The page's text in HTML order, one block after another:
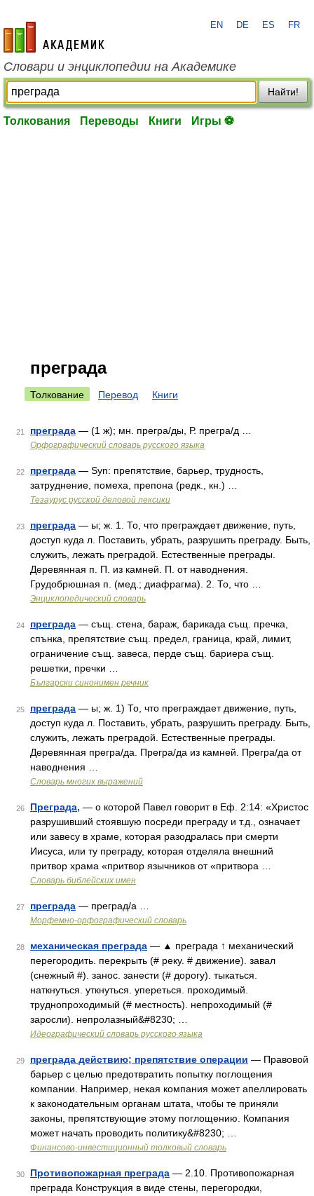
academic.ru
EN DE ES FR
Словари и энциклопедии на Академике
Найти!
Толкования Переводы Книги Игры ⚽
преграда
Толкование Перевод Книги
21 преграда — (1 ж); мн. прегра/ды, Р. прегра/д …
Орфографический словарь русского языка
22 преграда — Syn: препятствие, барьер, трудность,
затруднение, помеха, препона (редк., кн.) …
Тезаурус русской деловой лексики
23 преграда — ы; ж. 1. То, что преграждает движение, путь,
доступ куда л. Поставить, убрать, разрушить преграду. Быть,
служить, лежать преградой. Естественные преграды.
Деревянная п. П. из камней. П. от наводнения.
Грудобрюшная п. (мед.; диафрагма). 2. То, что …
Энциклопедический словарь
24 преграда — същ. стена, бараж, барикада същ. пречка,
спънка, препятствие същ. предел, граница, край, лимит,
ограничение същ. завеса, перде същ. бариера същ.
решетки, пречки …
Български синонимен речник
25 преграда — ы; ж. 1) То, что преграждает движение, путь,
доступ куда л. Поставить, убрать, разрушить преграду. Быть,
служить, лежать преградой. Естественные преграды.
Деревянная прегра/да. Прегра/да из камней. Прегра/да от
наводнения …
Словарь многих выражений
26 Преграда, — о которой Павел говорит в Еф. 2:14: «Христос
разрушивший стоявшую посреди преграду и т.д., означает
или завесу в храме, которая разодралась при смерти
Иисуса, или ту преграду, которая отделяла внешний
притвор храма «притвор язычников от «притвора …
Словарь библейских имен
27 преграда — преград/а …
Морфемно-орфографический словарь
28 механическая преграда — ▲ преграда ↑ механический
перегородить. перекрыть (# реку. # движение). завал
(снежный #). занос. занести (# дорогу). тыкаться.
наткнуться. уткнуться. упереться. проходимый.
труднопроходимый (# местность). непроходимый (#
заросли). непролазный&#8230; …
Идеографический словарь русского языка
29 преграда действию; препятствие операции — Правовой
барьер с целью предотвратить попытку поглощения
компании. Например, некая компания может апеллировать
к законодательным органам штата, чтобы те приняли
законы, препятствующие этому поглощению. Компания
может начать проводить политику&#8230; …
Финансово-инвестиционный толковый словарь
30 Противопожарная преграда — 2.10. Противопожарная
преграда Конструкция в виде стены, перегородки,